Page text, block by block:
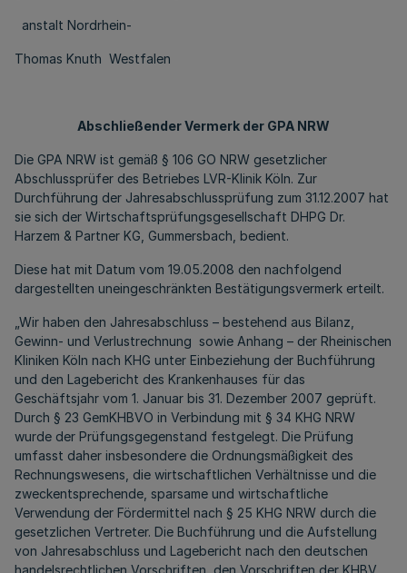
anstalt Nordrhein-
Thomas Knuth Westfalen
Abschließender Vermerk der GPA NRW
Die GPA NRW ist gemäß § 106 GO NRW gesetzlicher
Abschlussprüfer des Betriebes LVR-Klinik Köln. Zur
Durchführung der Jahresabschlussprüfung zum 31.12.2007 hat
sie sich der Wirtschaftsprüfungsgesellschaft DHPG Dr.
Harzem & Partner KG, Gummersbach, bedient.
Diese hat mit Datum vom 19.05.2008 den nachfolgend
dargestellten uneingeschränkten Bestätigungsvermerk erteilt.
„Wir haben den Jahresabschluss – bestehend aus Bilanz,
Gewinn- und Verlustrechnung sowie Anhang – der Rheinischen
Kliniken Köln nach KHG unter Einbeziehung der Buchführung
und den Lagebericht des Krankenhauses für das
Geschäftsjahr vom 1. Januar bis 31. Dezember 2007 geprüft.
Durch § 23 GemKHBVO in Verbindung mit § 34 KHG NRW
wurde der Prüfungsgegenstand festgelegt. Die Prüfung
umfasst daher insbesondere die Ordnungsmäßigkeit des
Rechnungswesens, die wirtschaftlichen Verhältnisse und die
zweckentsprechende, sparsame und wirtschaftliche
Verwendung der Fördermittel nach § 25 KHG NRW durch die
gesetzlichen Vertreter. Die Buchführung und die Aufstellung
von Jahresabschluss und Lagebericht nach den deutschen
handelsrechtlichen Vorschriften, den Vorschriften der KHBV